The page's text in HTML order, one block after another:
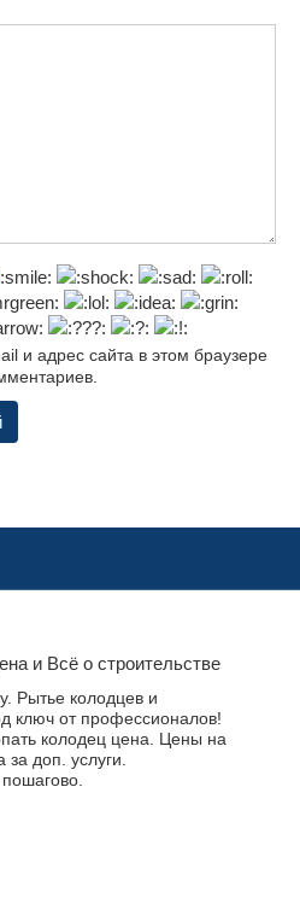
и адрес сайта в этом браузере
и Всё о строительстве
Рытье колодцев и
ключ от профессионалов!
колодец цена. Цены на
доп. услуги.